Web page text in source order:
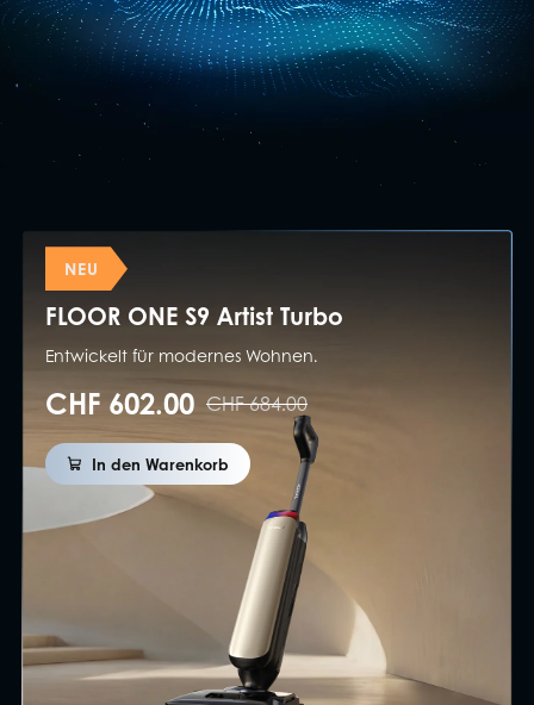
NEU
FLOOR ONE S9 Artist Turbo
Entwickelt für modernes Wohnen.
CHF 602.00 CHF 684.00
In den Warenkorb